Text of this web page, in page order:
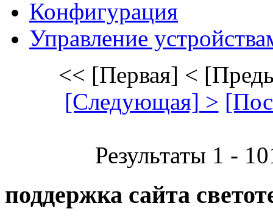
Конфигурация
Управление
<< [Первая] <
[Следующая] >
Результаты 1 -
поддержка сайта